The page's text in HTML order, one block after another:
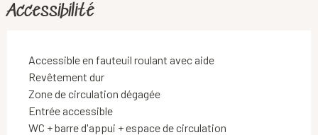
Accessibilité
Accessible en fauteuil roulant avec aide
Revêtement dur
Zone de circulation dégagée
Entrée accessible
WC + barre d'appui + espace de circulation